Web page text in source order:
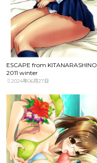
ESCAPE from KITANARASHINO
2011 winter
2024年06月27日